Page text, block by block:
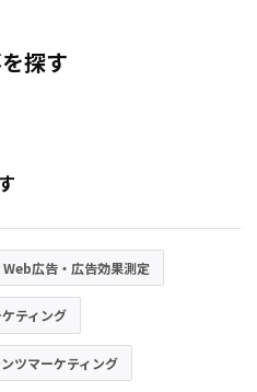
探す
Web広告・広告効果測定
ティング
ツマーケティング